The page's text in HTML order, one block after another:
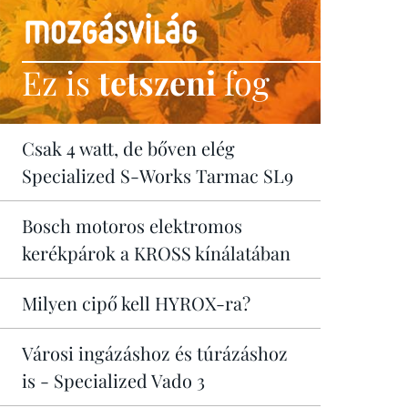
Ez istetszenifog
Csak 4 watt, de bőven elég
Specialized S-Works Tarmac SL9
Bosch motoros elektromos
kerékpárok a KROSS kínálatában
Milyen cipő kell HYROX-ra?
Városi ingázáshoz és túrázáshoz
is - Specialized Vado 3